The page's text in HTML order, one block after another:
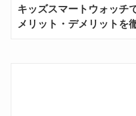
キッズスマートウォッチ
メリット・デメリットを